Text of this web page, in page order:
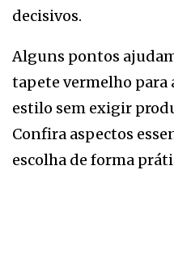
decisivos.
Alguns pontos
tapete vermelho para
estilo sem exigir
Confira aspectos
escolha de forma